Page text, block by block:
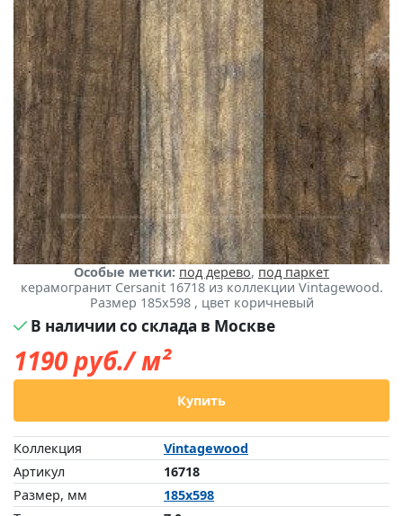
Особые метки: под дерево, под паркет
керамогранит Cersanit 16718 из коллекции Vintagewood.
Размер 185x598 , цвет коричневый
В наличии со склада в Москве
1190руб./ м²
Купить
Коллекция
Vintagewood
Артикул
16718
Размер, мм
185x598